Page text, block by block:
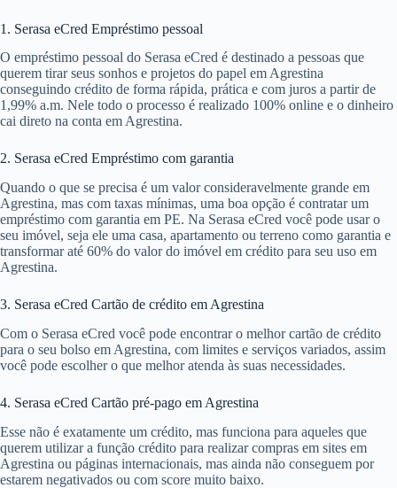
1. Serasa eCred Empréstimo pessoal
O empréstimo pessoal do Serasa eCred é destinado a pessoas que
querem tirar seus sonhos e projetos do papel em Agrestina
conseguindo crédito de forma rápida, prática e com juros a partir de
1,99% a.m. Nele todo o processo é realizado 100% online e o dinheiro
cai direto na conta em Agrestina.
2. Serasa eCred Empréstimo com garantia
Quando o que se precisa é um valor consideravelmente grande em
Agrestina, mas com taxas mínimas, uma boa opção é contratar um
empréstimo com garantia em PE. Na Serasa eCred você pode usar o
seu imóvel, seja ele uma casa, apartamento ou terreno como garantia e
transformar até 60% do valor do imóvel em crédito para seu uso em
Agrestina.
3. Serasa eCred Cartão de crédito em Agrestina
Com o Serasa eCred você pode encontrar o melhor cartão de crédito
para o seu bolso em Agrestina, com limites e serviços variados, assim
você pode escolher o que melhor atenda às suas necessidades.
4. Serasa eCred Cartão pré-pago em Agrestina
Esse não é exatamente um crédito, mas funciona para aqueles que
querem utilizar a função crédito para realizar compras em sites em
Agrestina ou páginas internacionais, mas ainda não conseguem por
estarem negativados ou com score muito baixo.